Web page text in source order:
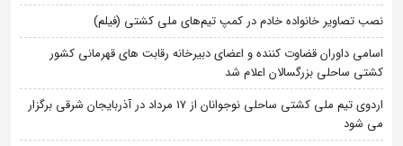
نصب تصاویر خانواده خادم در کمپ تیم‌های ملی کشتی (فیلم)
اسامی داوران قضاوت کننده و اعضای دبیرخانه رقابت های قهرمانی کشور
کشتی ساحلی بزرگسالان اعلام شد
اردوی تیم ملی کشتی ساحلی نوجوانان از 17 مرداد در آذربایجان شرقی برگزار
می شود